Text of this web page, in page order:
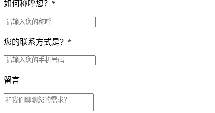
如何称呼您？ *
您的联系方式是？ *
留言